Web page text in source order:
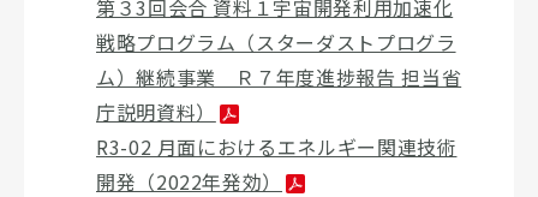
第３3回会合 資料１宇宙開発利用加速化
戦略プログラム（スターダストプログラ
ム）継続事業 Ｒ７年度進捗報告 担当省
庁説明資料）
R3-02 月面におけるエネルギー関連技術
開発（2022年発効）